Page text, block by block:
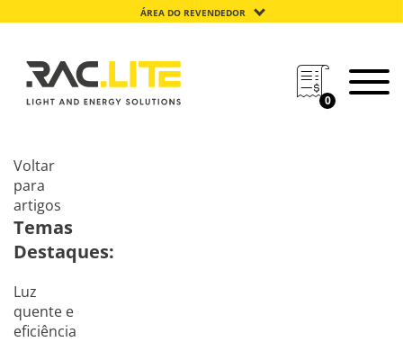
ÁREA DO REVENDEDOR
0
Voltar
para
artigos
Temas
Destaques:
Luz
quente e
eficiência